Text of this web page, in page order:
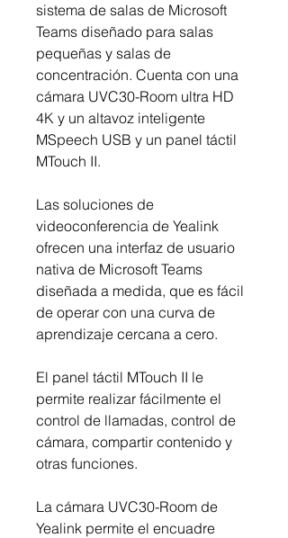
sistema de salas de Microsoft
Teams diseñado para salas
pequeñas y salas de
concentración. Cuenta con una
cámara UVC30-Room ultra HD
4K y un altavoz inteligente
MSpeech USB y un panel táctil
MTouch II.
Las soluciones de
videoconferencia de Yealink
ofrecen una interfaz de usuario
nativa de Microsoft Teams
diseñada a medida, que es fácil
de operar con una curva de
aprendizaje cercana a cero.
El panel táctil MTouch II le
permite realizar fácilmente el
control de llamadas, control de
cámara, compartir contenido y
otras funciones.
La cámara UVC30-Room de
Yealink permite el encuadre